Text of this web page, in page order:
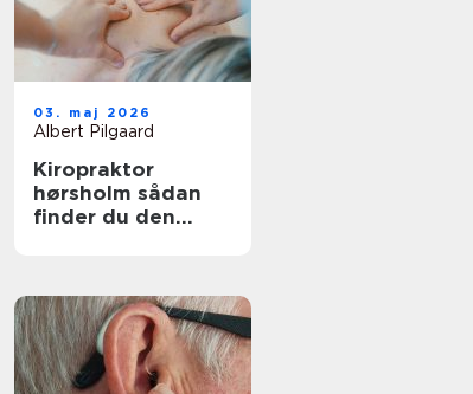
03. maj 2026
Albert Pilgaard
Kiropraktor
hørsholm sådan
finder du den